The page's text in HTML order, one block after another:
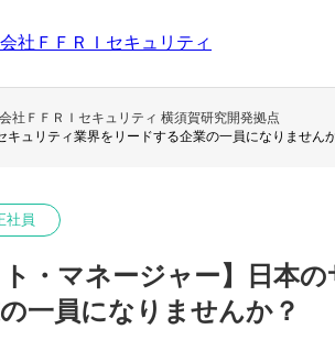
社ＦＦＲＩセキュリティ
社ＦＦＲＩセキュリティ 横須賀研究開発拠点
キュリティ業界をリードする企業の一員になりません
社員
・マネージャー】日本
一員になりませんか？